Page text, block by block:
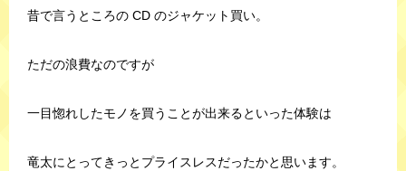
昔で言うところの CD のジャケット買い。
ただの浪費なのですが
一目惚れしたモノを買うことが出来るといった体験は
竜太にとってきっとプライスレスだったかと思います。